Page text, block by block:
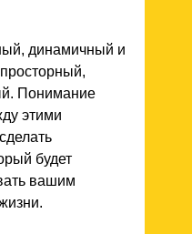
динамичный и
Понимание
этими
будет
вашим